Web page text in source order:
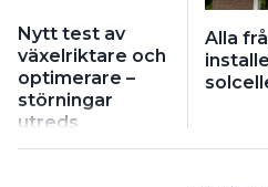
Nytt test av
växelriktare och
optimerare –
störningar
utreds
Alla